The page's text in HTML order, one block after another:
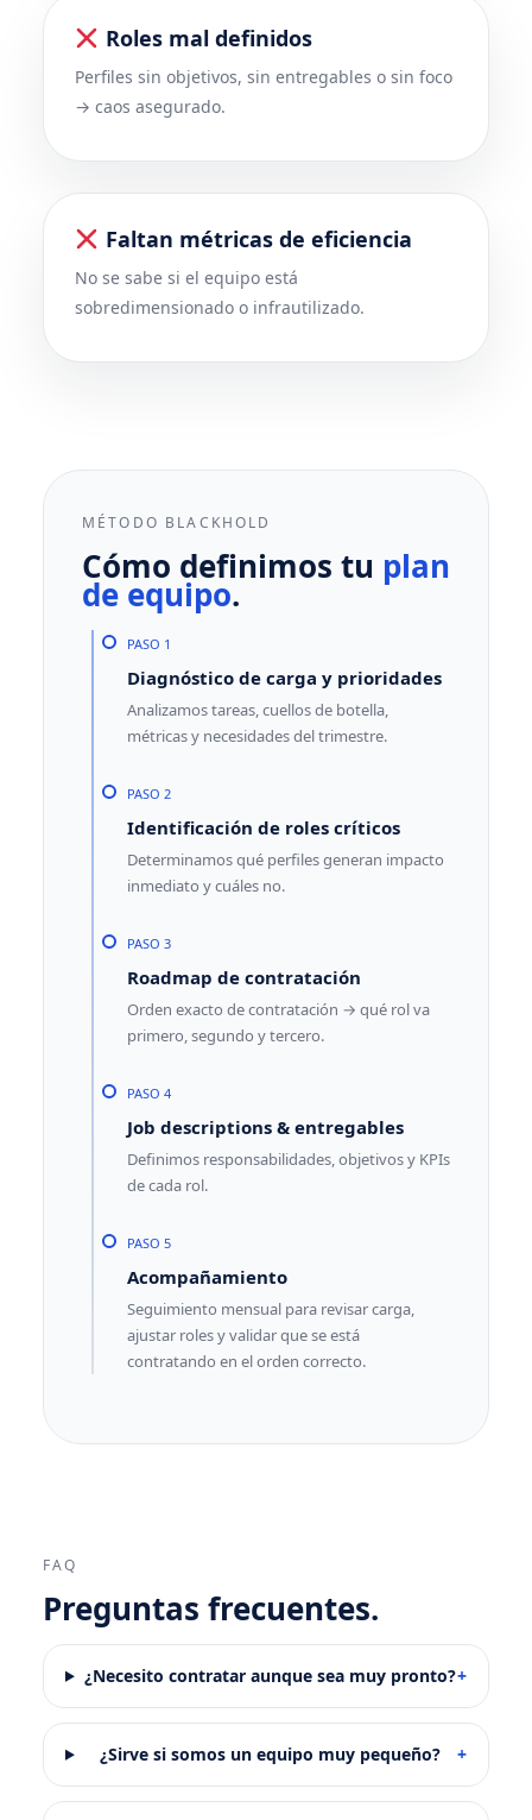
Roles mal definidos
Perfiles sin objetivos, sin entregables o sin foco
→ caos asegurado.
Faltan métricas de eficiencia
No se sabe si el equipo está
sobredimensionado o infrautilizado.
MÉTODO BLACKHOLD
Cómo definimos tu plan
de equipo.
PASO 1
Diagnóstico de carga y prioridades
Analizamos tareas, cuellos de botella,
métricas y necesidades del trimestre.
PASO 2
Identificación de roles críticos
Determinamos qué perfiles generan impacto
inmediato y cuáles no.
PASO 3
Roadmap de contratación
Orden exacto de contratación → qué rol va
primero, segundo y tercero.
PASO 4
Job descriptions & entregables
Definimos responsabilidades, objetivos y KPIs
de cada rol.
PASO 5
Acompañamiento
Seguimiento mensual para revisar carga,
ajustar roles y validar que se está
contratando en el orden correcto.
FAQ
Preguntas frecuentes.
¿Necesito contratar aunque sea muy pronto?+
¿Sirve si somos un equipo muy pequeño? +